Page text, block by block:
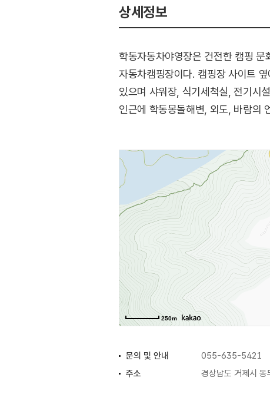
상세정보
학동자동차야영장은 건전한 캠핑
자동차캠핑장이다. 캠핑장 사이트
있으며 샤워장, 식기세척실, 전기시
인근에 학동몽돌해변, 외도, 바람의
250m
문의 및 안내 055-635-5421
주소
경상남도 거제시